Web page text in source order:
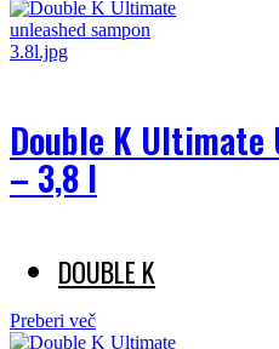
Double K Ultimate
– 3,8 l
DOUBLE K
Preberi več